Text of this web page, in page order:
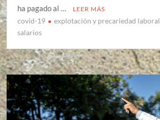
ha pagado al …
LEER MÁS
covid-19 explotación y precariedad laboral
salarios